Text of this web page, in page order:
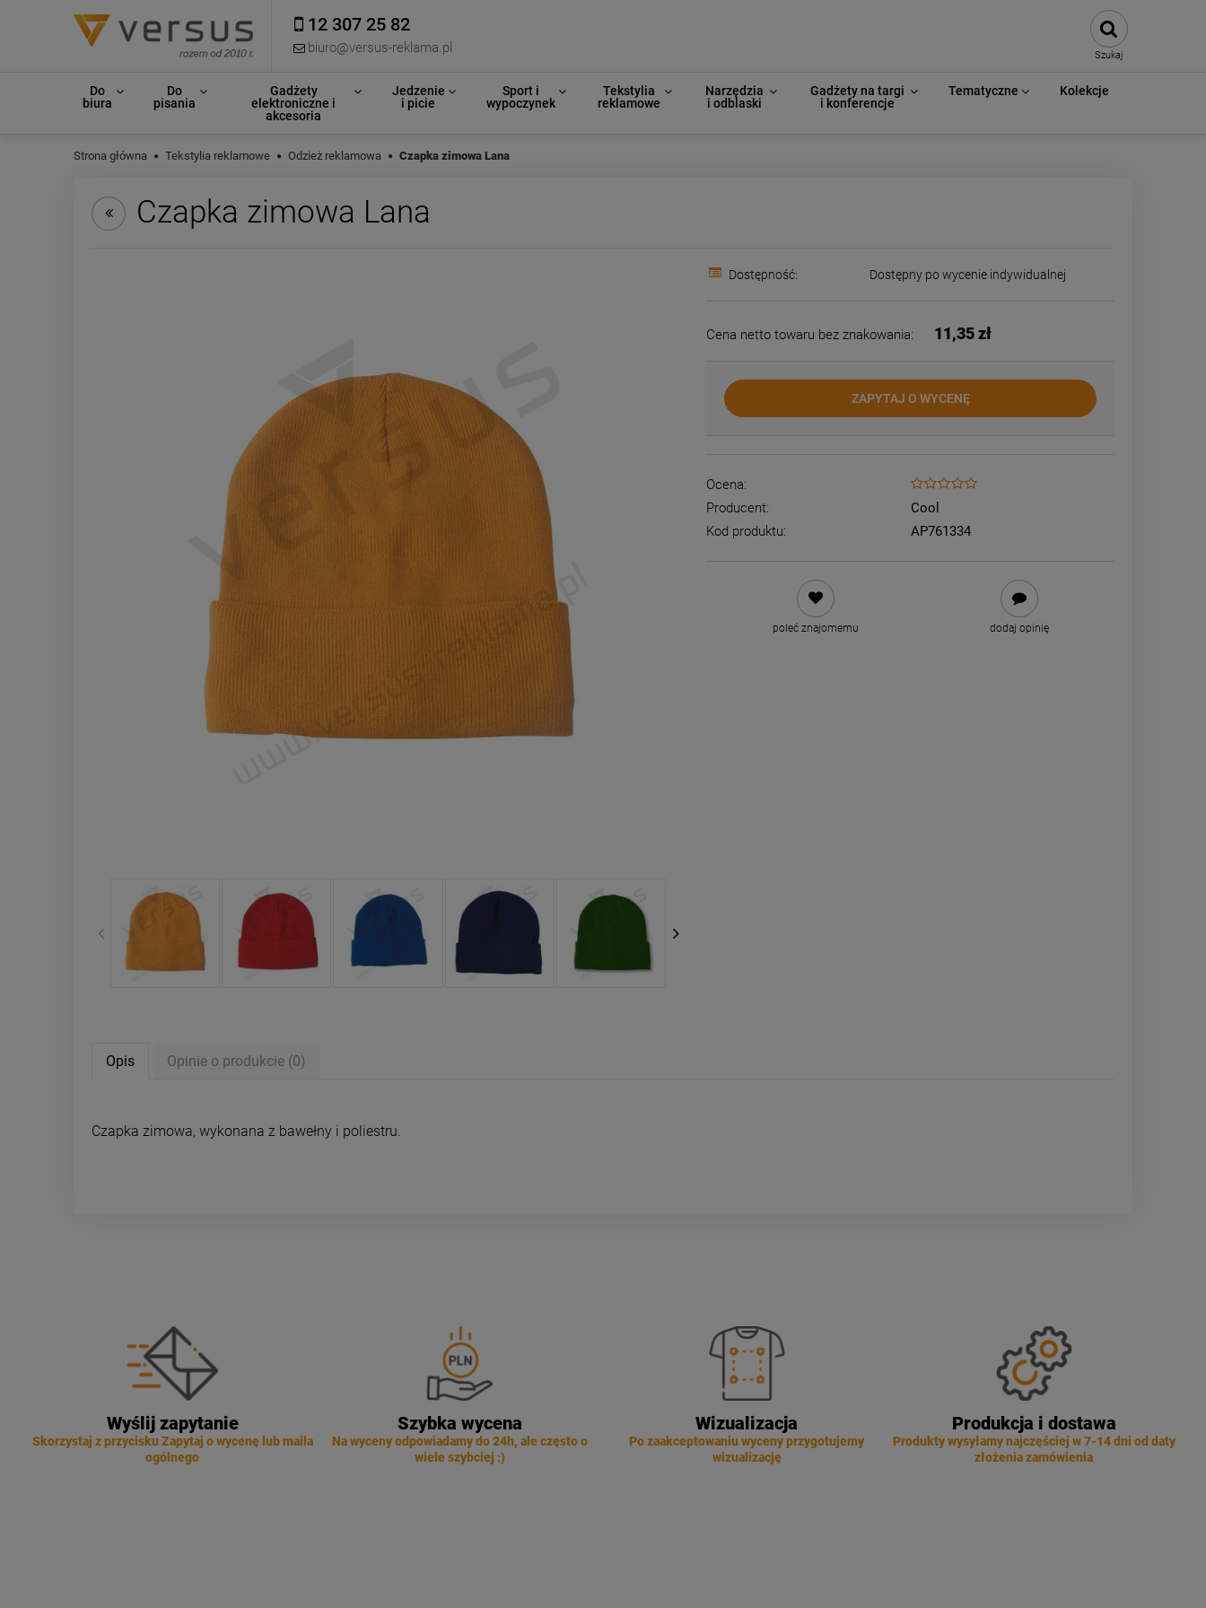
12 307 25 82
biuro@versus-reklama.pl Szukaj
Do
biura
Do
pisania
Gadżety
elektroniczne i
akcesoria
Jedzenie
i picie
Sport i
wypoczynek
Tekstylia
reklamowe
Narzędzia
i odblaski
Gadżety na targi
i konferencje
Tematyczne Kolekcje
Strona główna Tekstylia reklamowe Odzież reklamowa Czapka zimowa Lana
Czapka zimowa Lana
Dostępność: Dostępny po wycenie indywidualnej
Cena netto towaru bez znakowania: 11,35 zł
ZAPYTAJ O WYCENĘ
Ocena:
Producent:
Cool
Kod produktu:
AP761334
poleć znajomemu dodaj opinię
Opis Opinie o produkcie (0)
Czapka zimowa, wykonana z bawełny i poliestru.
Wyślij zapytanie
Skorzystaj z przycisku Zapytaj o wycenę lub maila
ogólnego
Szybka wycena
Na wyceny odpowiadamy do 24h, ale często o
wiele szybciej :)
Wizualizacja
Po zaakceptowaniu wyceny przygotujemy
wizualizację
Produkcja i dostawa
Produkty wysyłamy najczęściej w 7-14 dni od daty
złożenia zamówienia